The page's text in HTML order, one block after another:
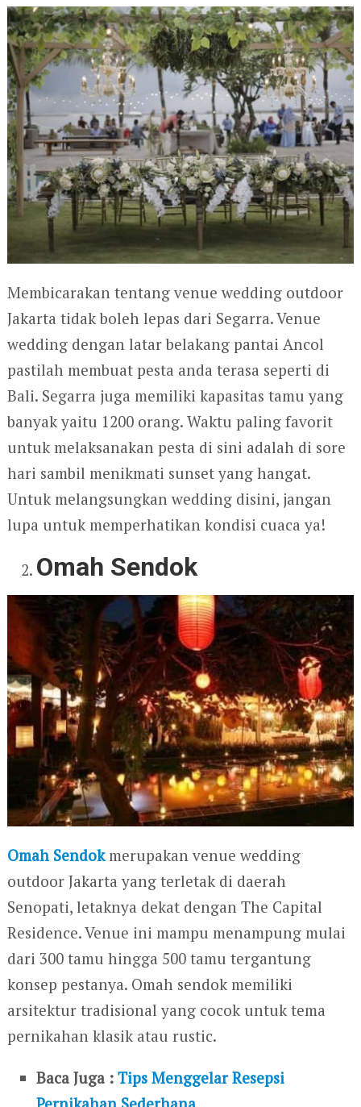
Membicarakan tentang venue wedding outdoor
Jakarta tidak boleh lepas dari Segarra. Venue
wedding dengan latar belakang pantai Ancol
pastilah membuat pesta anda terasa seperti di
Bali. Segarra juga memiliki kapasitas tamu yang
banyak yaitu 1200 orang. Waktu paling favorit
untuk melaksanakan pesta di sini adalah di sore
hari sambil menikmati sunset yang hangat.
Untuk melangsungkan wedding disini, jangan
lupa untuk memperhatikan kondisi cuaca ya!
Omah Sendok
Omah Sendokmerupakan venue wedding
outdoor Jakarta yang terletak di daerah
Senopati, letaknya dekat dengan The Capital
Residence. Venue ini mampu menampung mulai
dari 300 tamu hingga 500 tamu tergantung
konsep pestanya. Omah sendok memiliki
arsitektur tradisional yang cocok untuk tema
pernikahan klasik atau rustic.
Baca Juga :Tips Menggelar Resepsi